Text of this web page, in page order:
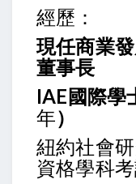
經歷：
現任商業
董事長
IAE國際學
年）
紐約社會
資格學科